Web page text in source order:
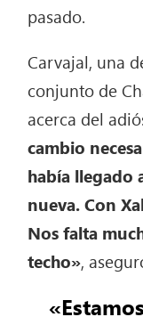
pasado.
Carvajal, una
conjunto de
acerca del
cambio
había llegado
nueva. Con
Nos falta
techo»,